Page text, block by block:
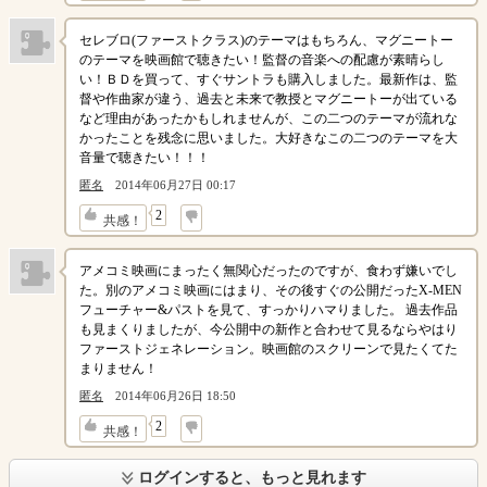
セレブロ(ファーストクラス)のテーマはもちろん、マグニートー
のテーマを映画館で聴きたい！監督の音楽への配慮が素晴らし
い！ＢＤを買って、すぐサントラも購入しました。最新作は、監
督や作曲家が違う、過去と未来で教授とマグニートーが出ている
など理由があったかもしれませんが、この二つのテーマが流れな
かったことを残念に思いました。大好きなこの二つのテーマを大
音量で聴きたい！！！
匿名 2014年06月27日 00:17
共感！ 2
↓
アメコミ映画にまったく無関心だったのですが、食わず嫌いでし
た。別のアメコミ映画にはまり、その後すぐの公開だったX-MEN
フューチャー&パストを見て、すっかりハマりました。 過去作品
も見まくりましたが、今公開中の新作と合わせて見るならやはり
ファーストジェネレーション。映画館のスクリーンで見たくてた
まりません！
匿名 2014年06月26日 18:50
共感！ 2
↓
ログインすると、もっと見れます